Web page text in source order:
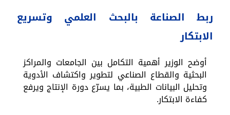
ربط الصناعة بالبحث العلمي وتسريع
الابتكار
أوضح الوزير أهمية التكامل بين الجامعات والمراكز
البحثية والقطاع الصناعي لتطوير واكتشاف الأدوية
وتحليل البيانات الطبية، بما يسرّع دورة الإنتاج ويرفع
كفاءة الابتكار.